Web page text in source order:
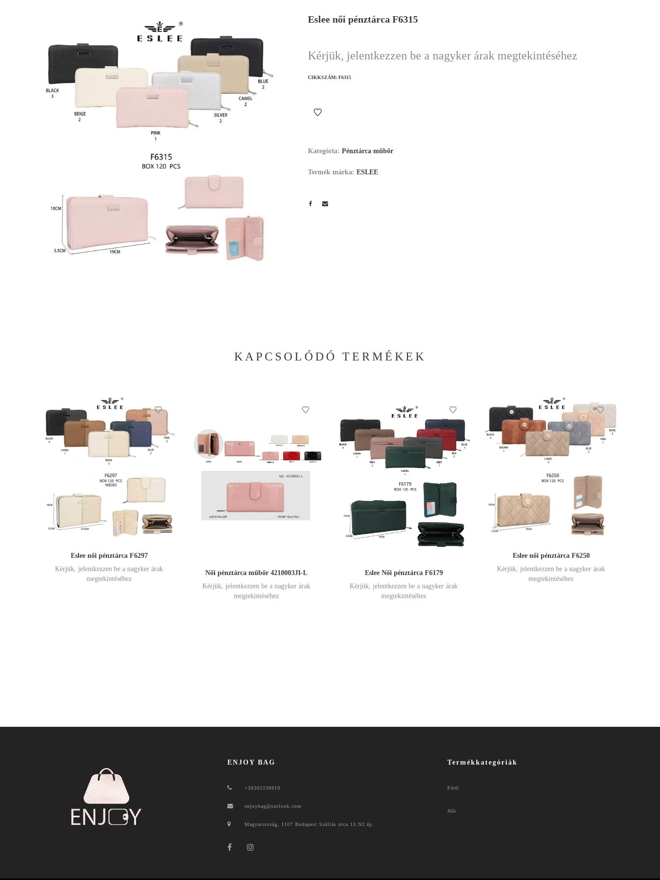
Eslee női pénztárca F6315
Kérjük, jelentkezzen be a nagyker árak megtekintéséhez
CIKKSZÁM: F6315
Kategória: Pénztárca műbőr
Termék márka: ESLEE
KAPCSOLÓDÓ TERMÉKEK
Eslee női pénztárca F6297
Kérjük, jelentkezzen be a nagyker árak
megtekintéséhez
Női pénztárca műbőr 4210003JI-L
Kérjük, jelentkezzen be a nagyker árak
megtekintéséhez
Eslee Női pénztárca F6179
Kérjük, jelentkezzen be a nagyker árak
megtekintéséhez
Eslee női pénztárca F6250
Kérjük, jelentkezzen be a nagyker árak
megtekintéséhez
ENJOY BAG
+36302238819
enjoybag@outlook.com
Magyarország, 1107 Budapest Szállás utca 13.N2 ép.
Termékkategóriák
Férfi
Női